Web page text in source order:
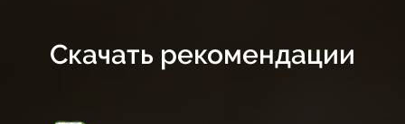
Скачать рекомендации